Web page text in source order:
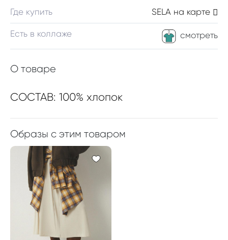
SELA на карте
Где купить
смотреть
Есть в коллаже
О товаре
СОСТАВ: 100% хлопок
Образы с этим товаром